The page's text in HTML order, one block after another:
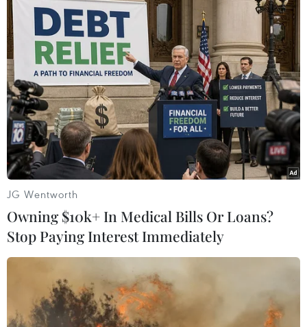
Sản xuất linh kiện tai nghe tại Công ty JEP thuộc Khu công
nghiệp Kim Động, tỉnh Hưng Yên. (Ảnh: Phạm Kiên/TTXVN)
Ở lĩnh vực sản xuất ôtô trong nước, ông Ninh
Hữu Chấn, Tổng thư ký VAMA cho hay, trong
thời gian tới, việc thiếu hụt nguồn cung chip xử
lý sẽ khiến lượng xe đưa ra thị trường giảm sút
và giá có thể sẽ tăng, nhất là xe nhập khẩu.
Tình trạng thiếu hụt này có thể sẽ còn kéo dài
tới hết năm nay, thậm chí sang tới năm 2022.
Việc này ảnh hưởng nhiều tới kế hoạch sản
xuất, kinh doanh xe ôtô trong năm của các
doanh nghiệp Việt Nam.
Theo nhận định từ các chuyên gia, việc thiếu
hụt chip xử lý trên toàn cầu xảy ra là do nhu cầu
về điện thoại thông minh, máy tính và các thiết
JG Wentworth
Owning $10k+ In Medical Bills Or Loans?
Stop Paying Interest Immediately